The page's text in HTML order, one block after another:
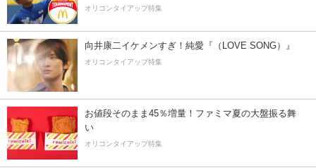
オリコンタイアップ特集
向井康二イケメンすぎ！純愛『（LOVE SONG）』
オリコンタイアップ特集
お値段そのまま45％増量！ファミマ夏の大盤振る舞
い
オリコンタイアップ特集